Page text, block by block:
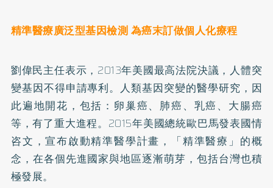
精準醫療廣泛型基因檢測 為癌末訂做個人化療程
劉偉民主任表示，2013年美國最高法院決議，人體突
變基因不得申請專利。人類基因突變的醫學研究，因
此遍地開花，包括：卵巢癌、肺癌、 乳癌、 大腸癌
等，有了重大進程。2015年美國總統歐巴馬發表國情
咨文，宣布啟動精準醫學計畫，「精準醫療」的概
念，在各個先進國家與地區逐漸萌芽，包括台灣也積
極發展。